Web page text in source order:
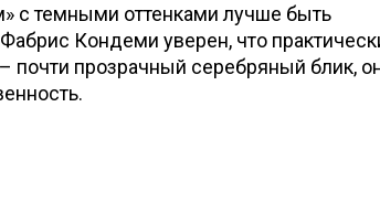
с темными оттенками лучше быть
Кондеми уверен, что
почти прозрачный серебряный блик,